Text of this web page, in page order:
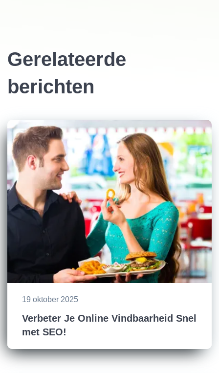
Gerelateerde
berichten
19 oktober 2025
Verbeter Je Online Vindbaarheid Snel
met SEO!